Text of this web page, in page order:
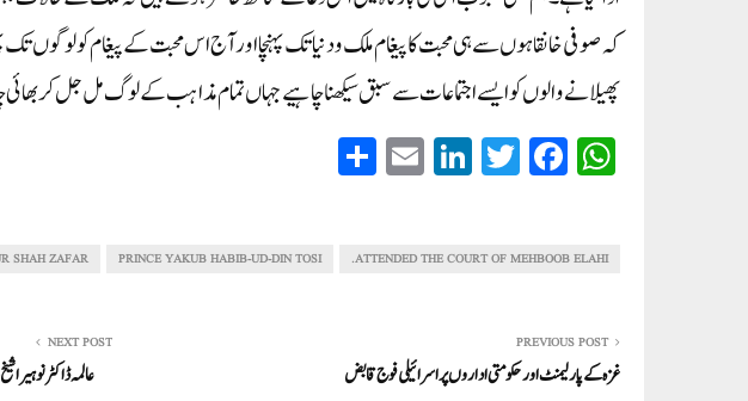
کہ صوفی خانقاہوں سے ہی محبت کا پیغام ملک و دنیا تک پہنچا اور آج اس محبت کے پیغام کو
پھیلانے والوں کو ایسے اجتماعات سے سبق سیکھنا چاہیے جہاں تمام مذاہب کے لوگ مل جل کر
W
ha
A
Fa
ce
ok
T
wi
r
Li
nk
In
E
m
ATTENDED THE COURT OF MEHBOOB ELAHI.
PRINCE YAKUB HABIB-UD-DIN TOSI
SHAH ZAFAR
PREVIOUS POST
غزہ کے پارلیمنٹ اور حکومتی اداروں پراسرائیلی فوج قابض
NEXT POST
عالمہ ڈاکٹر